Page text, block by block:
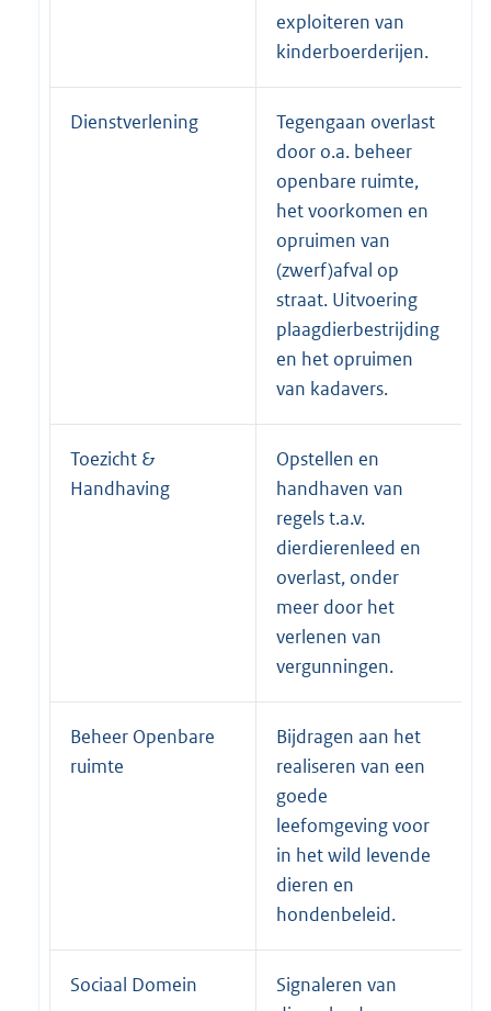
exploiteren van
kinderboerderijen.
Dienstverlening
Tegengaan overlast
door o.a. beheer
openbare ruimte,
het voorkomen en
opruimen van
(zwerf)afval op
straat. Uitvoering
plaagdierbestrijding
en het opruimen
van kadavers.
Toezicht &
Handhaving
Opstellen en
handhaven van
regels t.a.v.
dierdierenleed en
overlast, onder
meer door het
verlenen van
vergunningen.
Beheer Openbare
ruimte
Bijdragen aan het
realiseren van een
goede
leefomgeving voor
in het wild levende
dieren en
hondenbeleid.
Sociaal Domein
Signaleren van